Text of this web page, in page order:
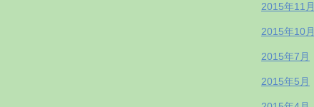
2015年11月
2015年10月
2015年7月
2015年5月